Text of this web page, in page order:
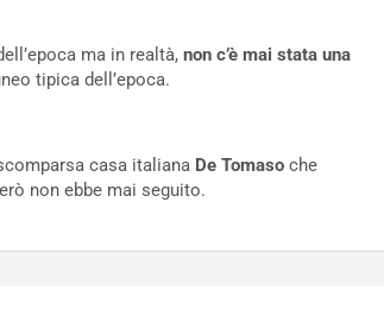
ma in realtà, non c’è mai stata una
tipica dell’epoca.
casa italiana De Tomaso che
non ebbe mai seguito.